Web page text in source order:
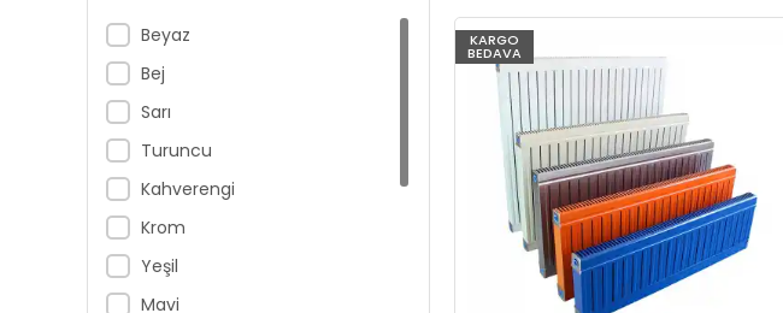
Beyaz
Bej
Sarı
Turuncu
Kahverengi
Krom
Yeşil
Mavi
KARGO
BEDAVA